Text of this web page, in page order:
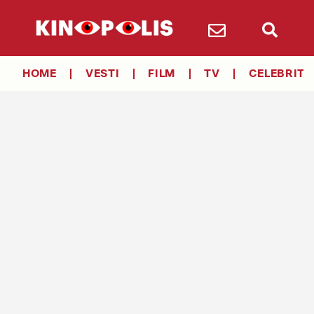
HOME VESTI FILM TV CELEBRITY